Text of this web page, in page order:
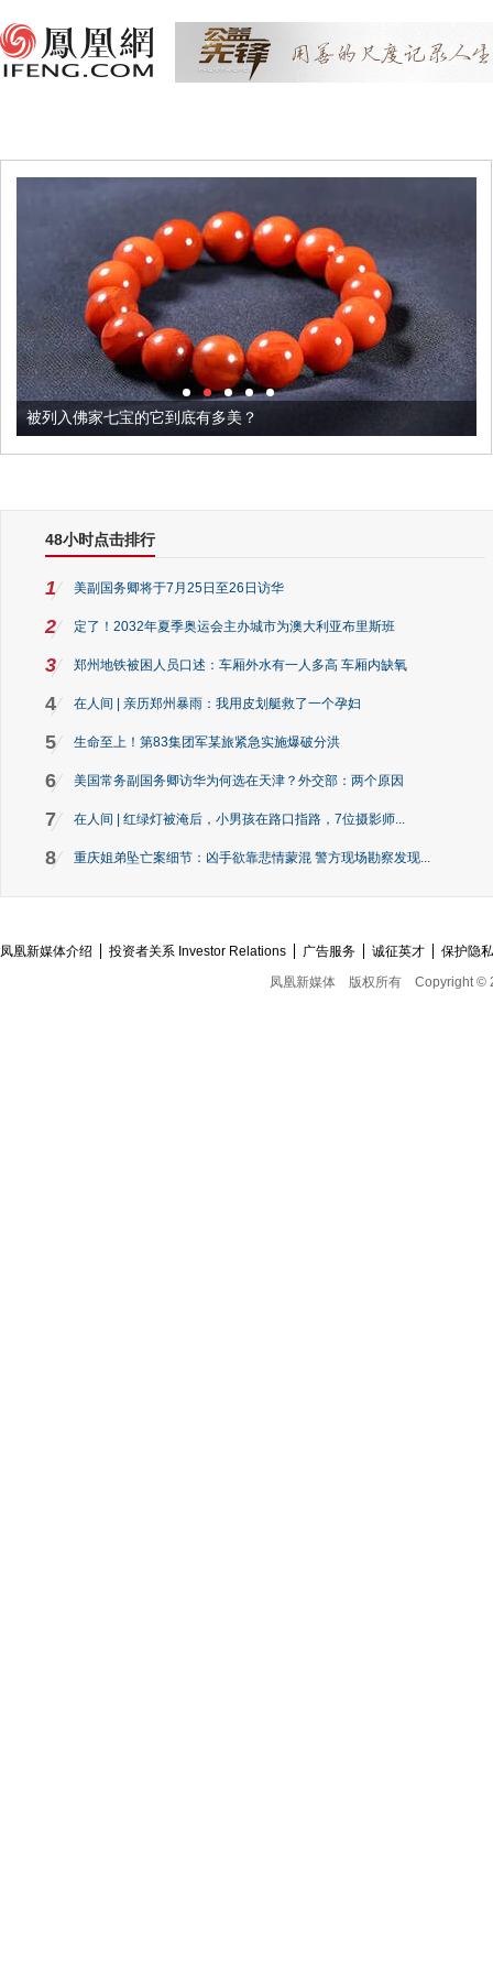
被列入佛家七宝的它到底有多美？
48小时点击排行
1 美副国务卿将于7月25日至26日访华
2 定了！2032年夏季奥运会主办城市为澳大利亚布里斯班
3 郑州地铁被困人员口述：车厢外水有一人多高 车厢内缺氧
4 在人间 | 亲历郑州暴雨：我用皮划艇救了一个孕妇
5 生命至上！第83集团军某旅紧急实施爆破分洪
6 美国常务副国务卿访华为何选在天津？外交部：两个原因
7 在人间 | 红绿灯被淹后，小男孩在路口指路，7位摄影师...
8 重庆姐弟坠亡案细节：凶手欲靠悲情蒙混 警方现场勘察发现...
凤凰新媒体介绍 投资者关系 Investor Relations 广告服务 诚征英才
保护隐
凤凰新媒体
版权所有 Copyright ©